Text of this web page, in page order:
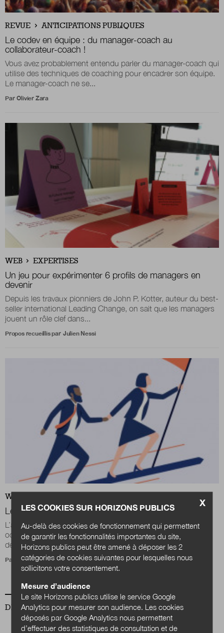
Boutique
Qui sommes-nous ?
Newsletter
Renseignez votre email afin de suivre l'actualité
de la transformation publique.
Nous suivre
REVUE ANTICIPATIONS PUBLIQUES
Le codev en équipe : du manager-coach au
collaborateur-coach !
Vous avez probablement entendu parler du manager-coach qui
utilise des techniques de coaching pour encadrer son équipe.
Le manager-coach ne se...
Par Olivier Zara
WEB EXPERTISES
Un jeu pour expérimenter 6 profils de managers en
devenir
Depuis les travaux pionniers de John P. Kotter, auteur du best-
seller international Leading Change, on sait que les managers
jouent un rôle clef dans...
Propos recueillis par Julien Nessi
WEB
Les DRH relèvent-ils le défi de l’engagement ?
L’association des DRH de grandes collectivités réunissait le 7
octobre 2022, au siège du groupe La Poste à Paris, un panel
de responsables des...
Par Stéphanie Chemla
DERNIER NUMÉRO
X
LES COOKIES SUR HORIZONS PUBLICS
Au-delà des cookies de fonctionnement qui permettent
de garantir les fonctionnalités importantes du site,
Horizons publics peut être amené à déposer les 2
catégories de cookies suivantes pour lesquelles nous
sollicitons votre consentement.
Mesure d’audience
Le site Horizons publics utilise le service Google
Analytics pour mesurer son audience. Les cookies
déposés par Google Analytics nous permettent
d’effectuer des statistiques de consultation et de